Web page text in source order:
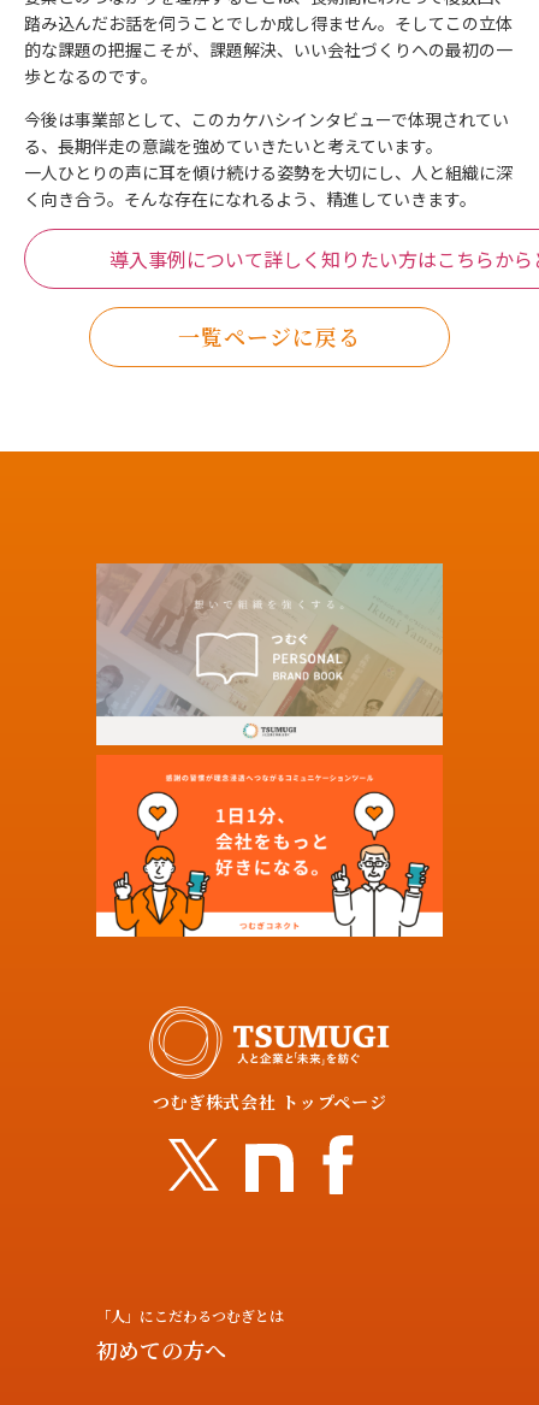
踏み込んだお話を伺うことでしか成し得ません。そしてこの立体
的な課題の把握こそが、課題解決、いい会社づくりへの最初の一
歩となるのです。
今後は事業部として、このカケハシインタビューで体現されてい
る、長期伴走の意識を強めていきたいと考えています。
一人ひとりの声に耳を傾け続ける姿勢を大切にし、人と組織に深
く向き合う。そんな存在になれるよう、精進していきます。
導入事例について詳しく知りたい方はこちらから
一覧ページに戻る
つむぎ株式会社 トップページ
「人」にこだわるつむぎとは
初めての方へ